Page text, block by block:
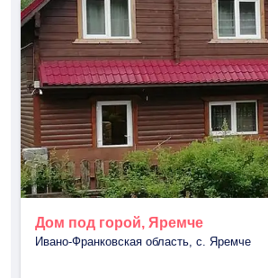
Дом под горой, Яремче
Ивано-Франковская область, с. Яремче